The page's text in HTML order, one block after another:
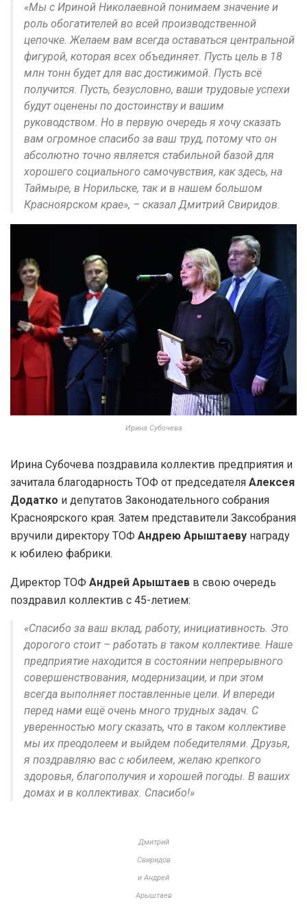
«Мы с Ириной Николаевной понимаем значение и
роль обогатителей во всей производственной
цепочке. Желаем вам всегда оставаться центральной
фигурой, которая всех объединяет. Пусть цель в 18
млн тонн будет для вас достижимой. Пусть всё
получится. Пусть, безусловно, ваши трудовые успехи
будут оценены по достоинству и вашим
руководством. Но в первую очередь я хочу сказать
вам огромное спасибо за ваш труд, потому что он
абсолютно точно является стабильной базой для
хорошего социального самочувствия, как здесь, на
Таймыре, в Норильске, так и в нашем большом
Красноярском крае», – сказал Дмитрий Свиридов.
Ирина Субочева
Ирина Субочева поздравила коллектив предприятия и
зачитала благодарность ТОФ от председателя Алексея
Додатко и депутатов Законодательного собрания
Красноярского края. Затем представители Заксобрания
вручили директору ТОФ Андрею Арыштаеву награду
к юбилею фабрики.
Директор ТОФ Андрей Арыштаев в свою очередь
поздравил коллектив с 45-летием:
«Спасибо за ваш вклад, работу, инициативность. Это
дорогого стоит – работать в таком коллективе. Наше
предприятие находится в состоянии непрерывного
совершенствования, модернизации, и при этом
всегда выполняет поставленные цели. И впереди
перед нами ещё очень много трудных задач. С
уверенностью могу сказать, что в таком коллективе
мы их преодолеем и выйдем победителями. Друзья,
я поздравляю вас с юбилеем, желаю крепкого
здоровья, благополучия и хорошей погоды. В ваших
домах и в коллективах. Спасибо!»
Дмитрий
Свиридов
и Андрей
Арыштаев